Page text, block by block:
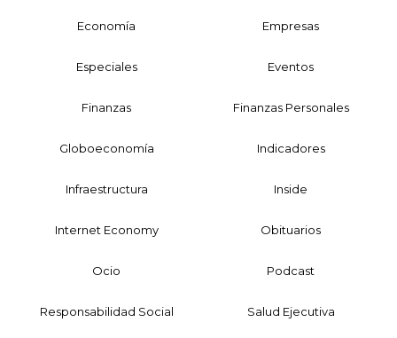
Economía Empresas
Especiales Eventos
Finanzas Finanzas Personales
Globoeconomía Indicadores
Infraestructura Inside
Internet Economy Obituarios
Ocio Podcast
Responsabilidad Social Salud Ejecutiva